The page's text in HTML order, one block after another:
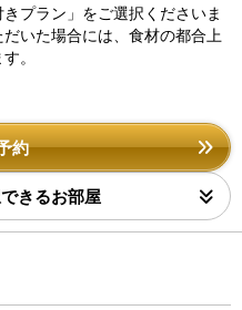
プラン」をご選択くださいま
いた場合には、食材の都合上
。
約
きるお部屋